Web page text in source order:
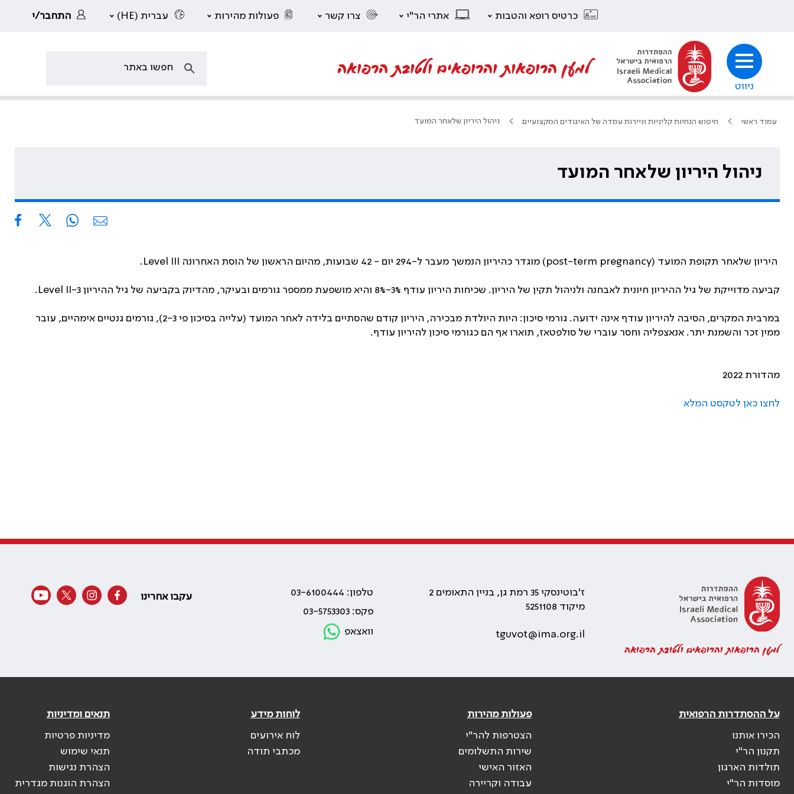
כרטיס רופא והטבות אתרי הר"י צרו קשר פעולות מהירות עברית (HE) התחבר/י
ניווט
למען הרופאות והרופאים ולטובת הרפואה
עמוד ראשי חיפוש הנחיות קליניות וניירות עמדה של האיגודים המקצועיים ניהול היריון שלאחר המועד
ניהול היריון שלאחר המועד
היריון שלאחר תקופת המועד (post-term pregnancy) מוגדר כהיריון הנמשך מעבר ל-294 יום - 42 שבועות, מהיום הראשון של הוסת האחרונה Level III.
קביעה מדוייקת של גיל ההיריון חיונית לאבחנה ולניהול תקין של היריון. שכיחות היריון עודף 3%-8% והיא מושפעת ממספר גורמים ובעיקר, מהדיוק בקביעה של גיל ההיריון Level II-3.
במרבית המקרים, הסיבה להיריון עודף אינה ידועה. גורמי סיכון: היות היולדת מבכירה, היריון קודם שהסתיים בלידה לאחר המועד (עלייה בסיכון פי 2-3), גורמים גנטיים אימהיים, עובר
ממין זכר והשמנת יתר. אנאצפליה וחסר עוברי של סולפטאז, תוארו אף הם כגורמי סיכון להיריון עודף.
מהדורת 2022
לחצו כאן לטקסט המלא
למען הרופאות והרופאים ולטובת הרפואה
ז'בוטינסקי 35 רמת גן, בניין התאומים 2
מיקוד 5251108
tguvot@ima.org.il
טלפון: 03-6100444
פקס: 03-5753303
וואצאפ
עקבו אחרינו
על ההסתדרות הרפואית
הכירו אותנו
תקנון הר"י
תולדות הארגון
מוסדות הר"י
פעולות מהירות
הצטרפות להר"י
שירות התשלומים
האזור האישי
עבודה וקריירה
לוחות מידע
לוח אירועים
מכתבי תודה
תנאים ומדיניות
מדיניות פרטיות
תנאי שימוש
הצהרת נגישות
הצהרת הוגנות מגדרית